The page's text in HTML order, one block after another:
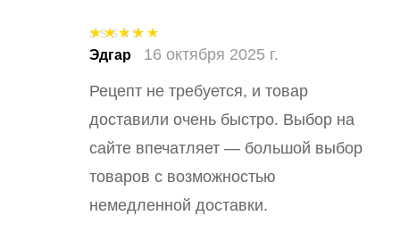
Оценка 5 из
Эдгар 16 октября 2025 г.
Рецепт не требуется, и товар
доставили очень быстро. Выбор на
сайте впечатляет — большой выбор
товаров с возможностью
немедленной доставки.